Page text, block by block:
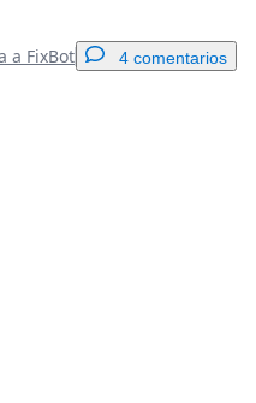
a FixBot 4 comentarios